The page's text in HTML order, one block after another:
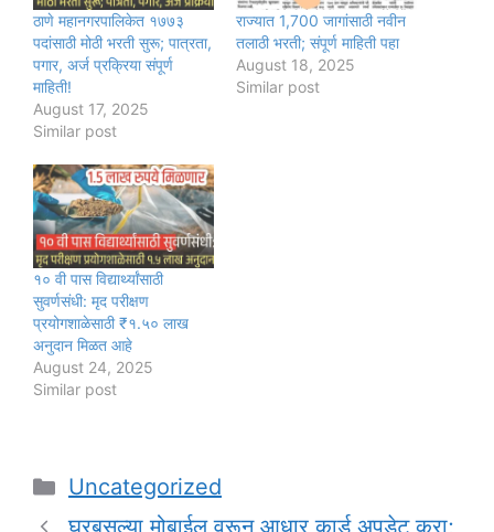
ठाणे महानगरपालिकेत १७७३
पदांसाठी मोठी भरती सुरू; पात्रता,
पगार, अर्ज प्रक्रिया संपूर्ण
माहिती!
August 17, 2025
Similar post
राज्यात 1,700 जागांसाठी नवीन
तलाठी भरती; संपूर्ण माहिती पहा
August 18, 2025
Similar post
१० वी पास विद्यार्थ्यांसाठी
सुवर्णसंधी: मृद परीक्षण
प्रयोगशाळेसाठी ₹१.५० लाख
अनुदान मिळत आहे
August 24, 2025
Similar post
Categories
Uncategorized
घरबसल्या मोबाईल वरून आधार कार्ड अपडेट करा;